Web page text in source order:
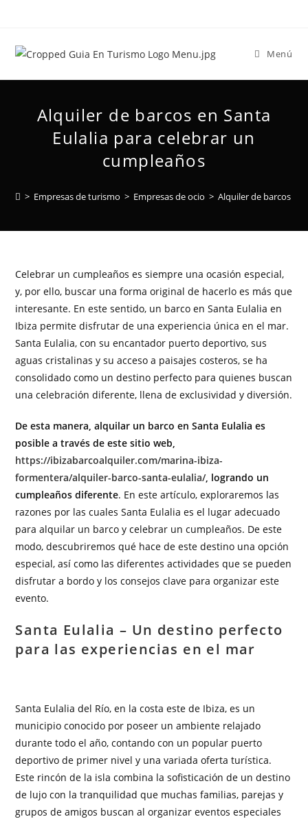
Menú
Alquiler de barcos en Santa
Eulalia para celebrar un
cumpleaños
> Empresas de turismo > Empresas de ocio > Alquiler de barcos en
Celebrar un cumpleaños es siempre una ocasión especial,
y, por ello, buscar una forma original de hacerlo es más que
interesante. En este sentido, un barco en Santa Eulalia en
Ibiza permite disfrutar de una experiencia única en el mar.
Santa Eulalia, con su encantador puerto deportivo, sus
aguas cristalinas y su acceso a paisajes costeros, se ha
consolidado como un destino perfecto para quienes buscan
una celebración diferente, llena de exclusividad y diversión.
De esta manera, alquilar un barco en Santa Eulalia es
posible a través de este sitio web,
https://ibizabarcoalquiler.com/marina-ibiza-
formentera/alquiler-barco-santa-eulalia/, logrando un
cumpleaños diferente. En este artículo, exploraremos las
razones por las cuales Santa Eulalia es el lugar adecuado
para alquilar un barco y celebrar un cumpleaños. De este
modo, descubriremos qué hace de este destino una opción
especial, así como las diferentes actividades que se pueden
disfrutar a bordo y los consejos clave para organizar este
evento.
Santa Eulalia – Un destino perfecto
para las experiencias en el mar
Santa Eulalia del Río, en la costa este de Ibiza, es un
municipio conocido por poseer un ambiente relajado
durante todo el año, contando con un popular puerto
deportivo de primer nivel y una variada oferta turística.
Este rincón de la isla combina la sofisticación de un destino
de lujo con la tranquilidad que muchas familias, parejas y
grupos de amigos buscan al organizar eventos especiales